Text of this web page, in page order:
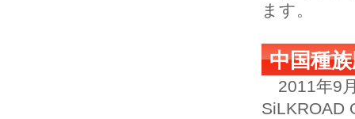
ます。
中国種
2011年9